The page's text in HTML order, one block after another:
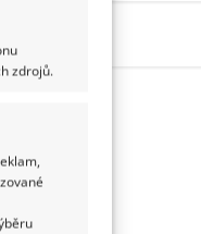
zdrojů.